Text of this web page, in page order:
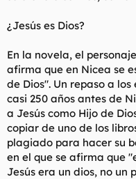
¿Jesús es Dios?
En la novela, el
afirma que en Nicea se
de Dios". Un repaso a
casi 250 años antes de
a Jesús como Hijo de
copiar de uno de los
plagiado para hacer su
en el que se afirma que
Jesús era un dios, no un